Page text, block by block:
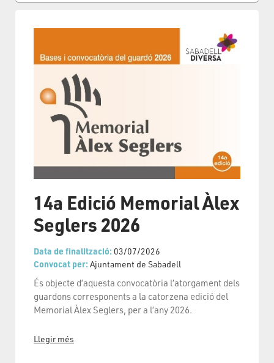
14a Edició Memorial Àlex
Seglers 2026
Data de finalització: 03/07/2026
Convocat per: Ajuntament de Sabadell
És objecte d’aquesta convocatòria l’atorgament dels
guardons corresponents a la catorzena edició del
Memorial Àlex Seglers, per a l’any 2026.
Llegir més